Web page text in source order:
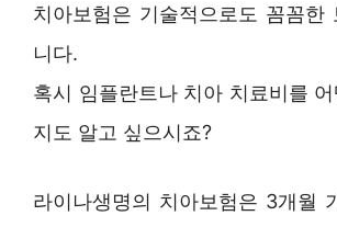
치아보험은 기술적으로도 꼼꼼한
니다.
혹시 임플란트나 치아 치료비를
지도 알고 싶으시죠?
라이나생명의 치아보험은 3개월